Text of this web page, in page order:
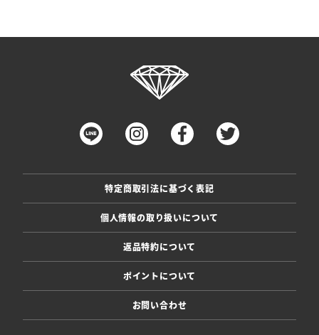
特定商取引法に基づく表記
個人情報の取り扱いについて
返品特約について
ポイントについて
お問い合わせ